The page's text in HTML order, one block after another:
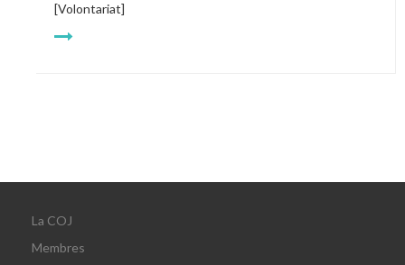
[Volontariat]
La COJ
Membres